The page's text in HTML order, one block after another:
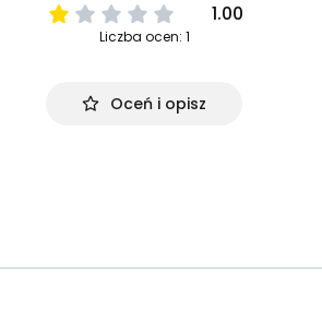
1.00
Liczba ocen: 1
Oceń i opisz